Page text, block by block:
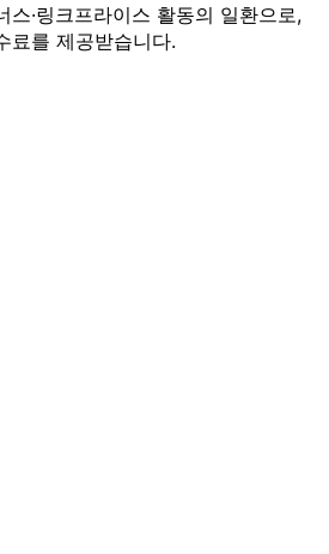
스·링크프라이스 활동의 일환으로,
료를 제공받습니다.